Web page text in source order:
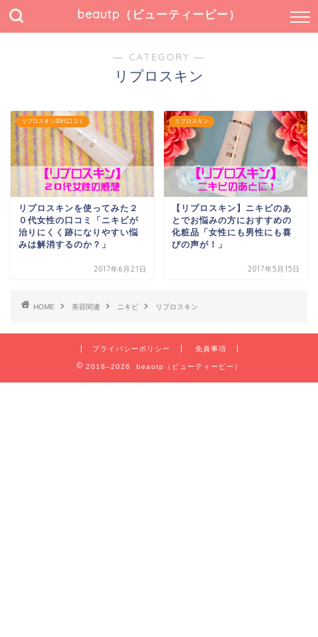
beautp（ビューティーピー）
― CATEGORY ―
リプロスキン
リプロスキン20代口コミ
リプロスキンを使ってみた２
０代女性の口コミ「ニキビが
治りにくく跡になりやすい悩
みは解消するのか？」
2017年6月21日
リプロスキン
【リプロスキン】ニキビのあ
とでお悩みの方におすすめの
化粧品「女性にも男性にも喜
びの声が！」
2017年5月15日
HOME 美容関連 ニキビ リプロスキン
プライバシーポリシー 免責事項
2016–2026 beautp（ビューティーピー）